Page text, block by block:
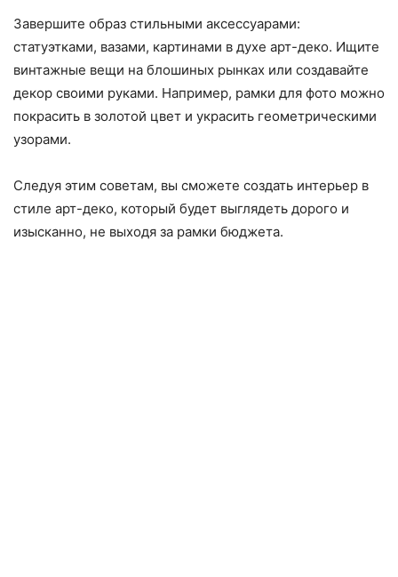
Завершите образ стильными аксессуарами:
статуэтками, вазами, картинами в духе арт-деко. Ищите
винтажные вещи на блошиных рынках или создавайте
декор своими руками. Например, рамки для фото можно
покрасить в золотой цвет и украсить геометрическими
узорами.
Следуя этим советам, вы сможете создать интерьер в
стиле арт-деко, который будет выглядеть дорого и
изысканно, не выходя за рамки бюджета.